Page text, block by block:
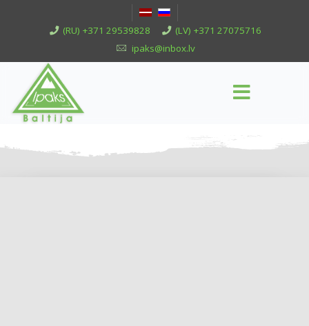
(RU) +371 29539828
(LV) +371 27075716
ipaks@inbox.lv